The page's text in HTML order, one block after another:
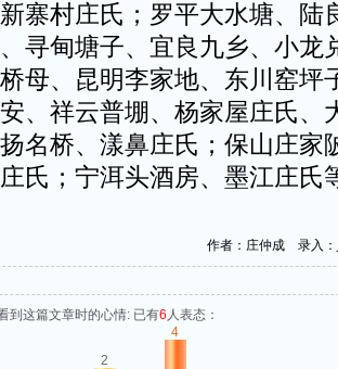
寨村庄氏；罗平大水塘、陆
寻甸塘子、宜良九乡、小龙
母、昆明李家地、东川窑坪
、祥云普堋、杨家屋庄氏、
名桥、漾鼻庄氏；保山庄家
氏；宁洱头酒房、墨江庄氏
作者：庄仲成 录入：
到这篇文章时的心情: 已有6 人表态：
2
4